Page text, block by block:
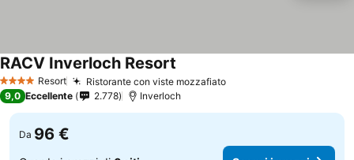
4 Stelle Resort Ristorante con viste mozzafiato
RACV Inverloch Resort
9,0 Eccellente 2.778 Inverloch
Da 96 €